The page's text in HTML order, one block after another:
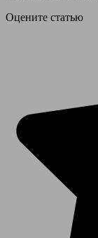
Оцените статью